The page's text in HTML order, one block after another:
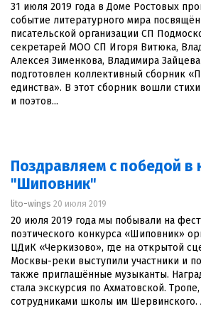
31 июля 2019 года в Доме Ростовых
событие литературного мира
писательской организации СП
секретарей МОО СП Игоря Витюка,
Алексея Зименкова, Владимира
подготовлен коллективный сборник
единства». В этот сборник вошли
и поэтов...
Поздравляем с победой в
"Шиповник"
lito-wings 20 июля 2019
20 июля 2019 года мы побывали на
поэтического конкурса «Шиповник»
ЦДиК «Черкизово», где на открытой
Москвы-реки выступили участники и
также приглашённые музыканты.
стала экскурсия по Ахматовской.
сотрудниками школы им Шервинского.